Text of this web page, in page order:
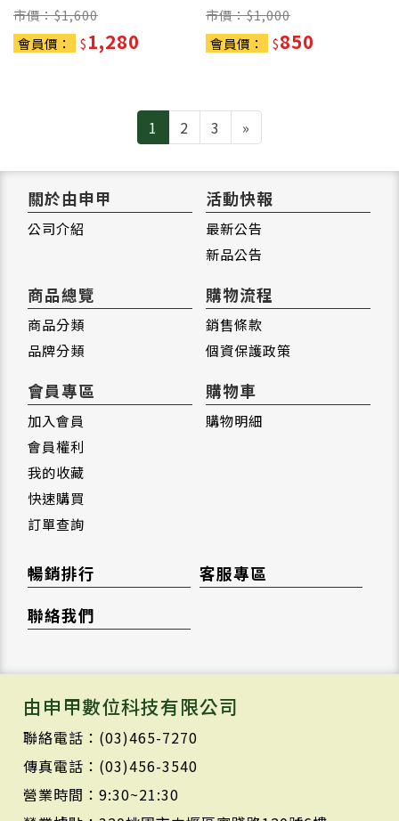
市價：$1,600
會員價：
$1,280
市價：$1,000
會員價：
$850
1 2 3 »
關於由申甲
公司介紹
活動快報
最新公告
新品公告
商品總覽
商品分類
品牌分類
購物流程
銷售條款
個資保護政策
會員專區
加入會員
會員權利
我的收藏
快速購買
訂單查詢
購物車
購物明細
暢銷排行
客服專區
聯絡我們
由申甲數位科技有限公司
聯絡電話：(03)465-7270
傳真電話：(03)456-3540
營業時間：9:30~21:30